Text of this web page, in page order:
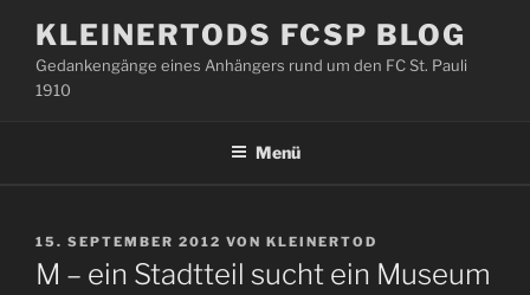
Inhalt
springen
KLEINERTODS FCSP BLOG
Gedankengänge eines Anhängers rund um den FC St. Pauli
1910
Menü
VERÖFFENTLICHT
AM
15. SEPTEMBER 2012 VON KLEINERTOD
M – ein Stadtteil sucht ein Museum